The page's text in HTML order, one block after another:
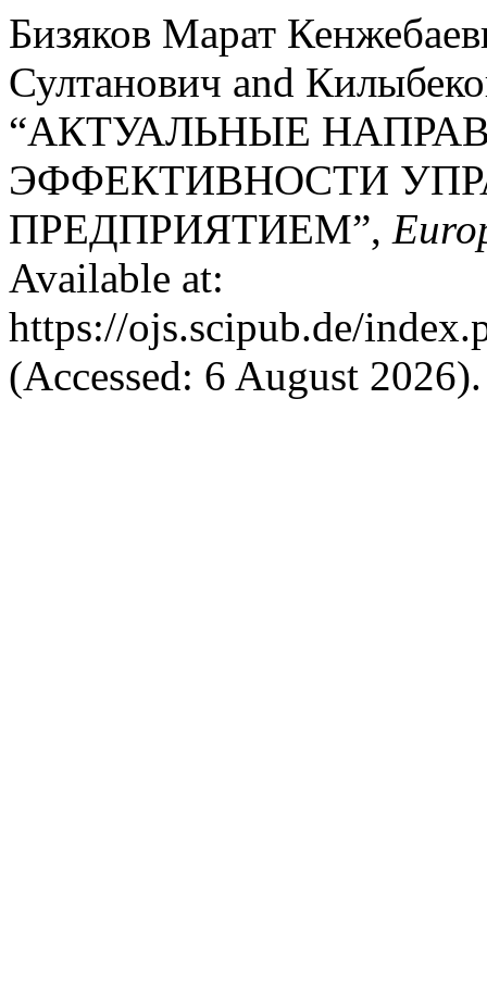
Бизяков Марат
Султанович and
“АКТУАЛЬНЫЕ
ЭФФЕКТИВНОСТИ
ПРЕДПРИЯТИЕМ”,
Available at:
https://ojs.scipub.de/
(Accessed: 6 August 2026).